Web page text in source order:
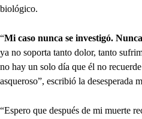
biológico.
“Mi caso nunca se investigó.
ya no soporta tanto dolor, tanto
no hay un solo día que él no
asqueroso”, escribió la desesperada
“Espero que después de mi muerte